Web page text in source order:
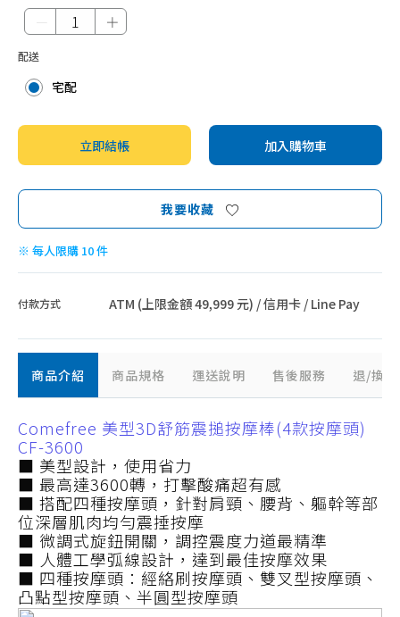
＋
配送
宅配
立即結帳 加入購物車
我要收藏
※ 每人限購 10 件
付款方式 ATM (上限金額 49,999 元) / 信用卡 / Line Pay
商品介紹 商品規格 運送說明 售後服務 退/換
Comefree 美型3D舒筋震搥按摩棒(4款按摩頭)
CF-3600
■ 美型設計，使用省力
■ 最高達3600轉，打擊酸痛超有感
■ 搭配四種按摩頭，針對肩頸、腰背、軀幹等部
位深層肌肉均勻震捶按摩
■ 微調式旋鈕開關，調控震度力道最精準
■ 人體工學弧線設計，達到最佳按摩效果
■ 四種按摩頭：經絡刷按摩頭、雙叉型按摩頭、
凸點型按摩頭、半圓型按摩頭